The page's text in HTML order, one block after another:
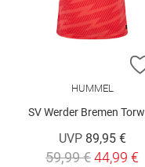
HUMMEL
SV Werder Bremen Torwarttrikot 2025/26
UVP 89,95 €
59,99 €44,99 €